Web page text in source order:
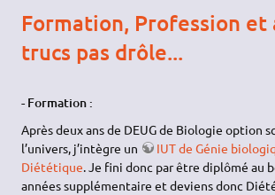
Formation, Profession et
trucs pas drôle...
- Formation :
Après deux ans de DEUG de Biologie option
l’univers, j’intègre un
IUT de Génie
Diététique. Je fini donc par être diplômé au
années supplémentaire et deviens donc